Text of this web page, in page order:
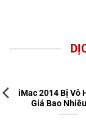
iMac 2014 Bị Vô
Giá Bao